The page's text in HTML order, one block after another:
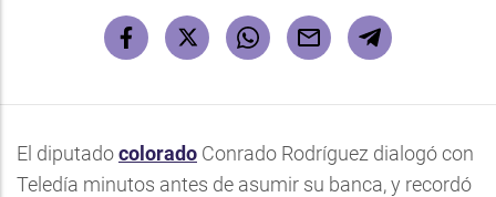
El diputadocolorado Conrado Rodríguez dialogó con
Teledía minutos antes de asumir su banca, y recordó